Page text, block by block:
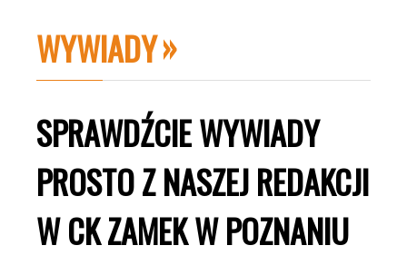
WYWIADY
SPRAWDŹCIE WYWIADY
PROSTO Z NASZEJ REDAKCJI
W CK ZAMEK W POZNANIU